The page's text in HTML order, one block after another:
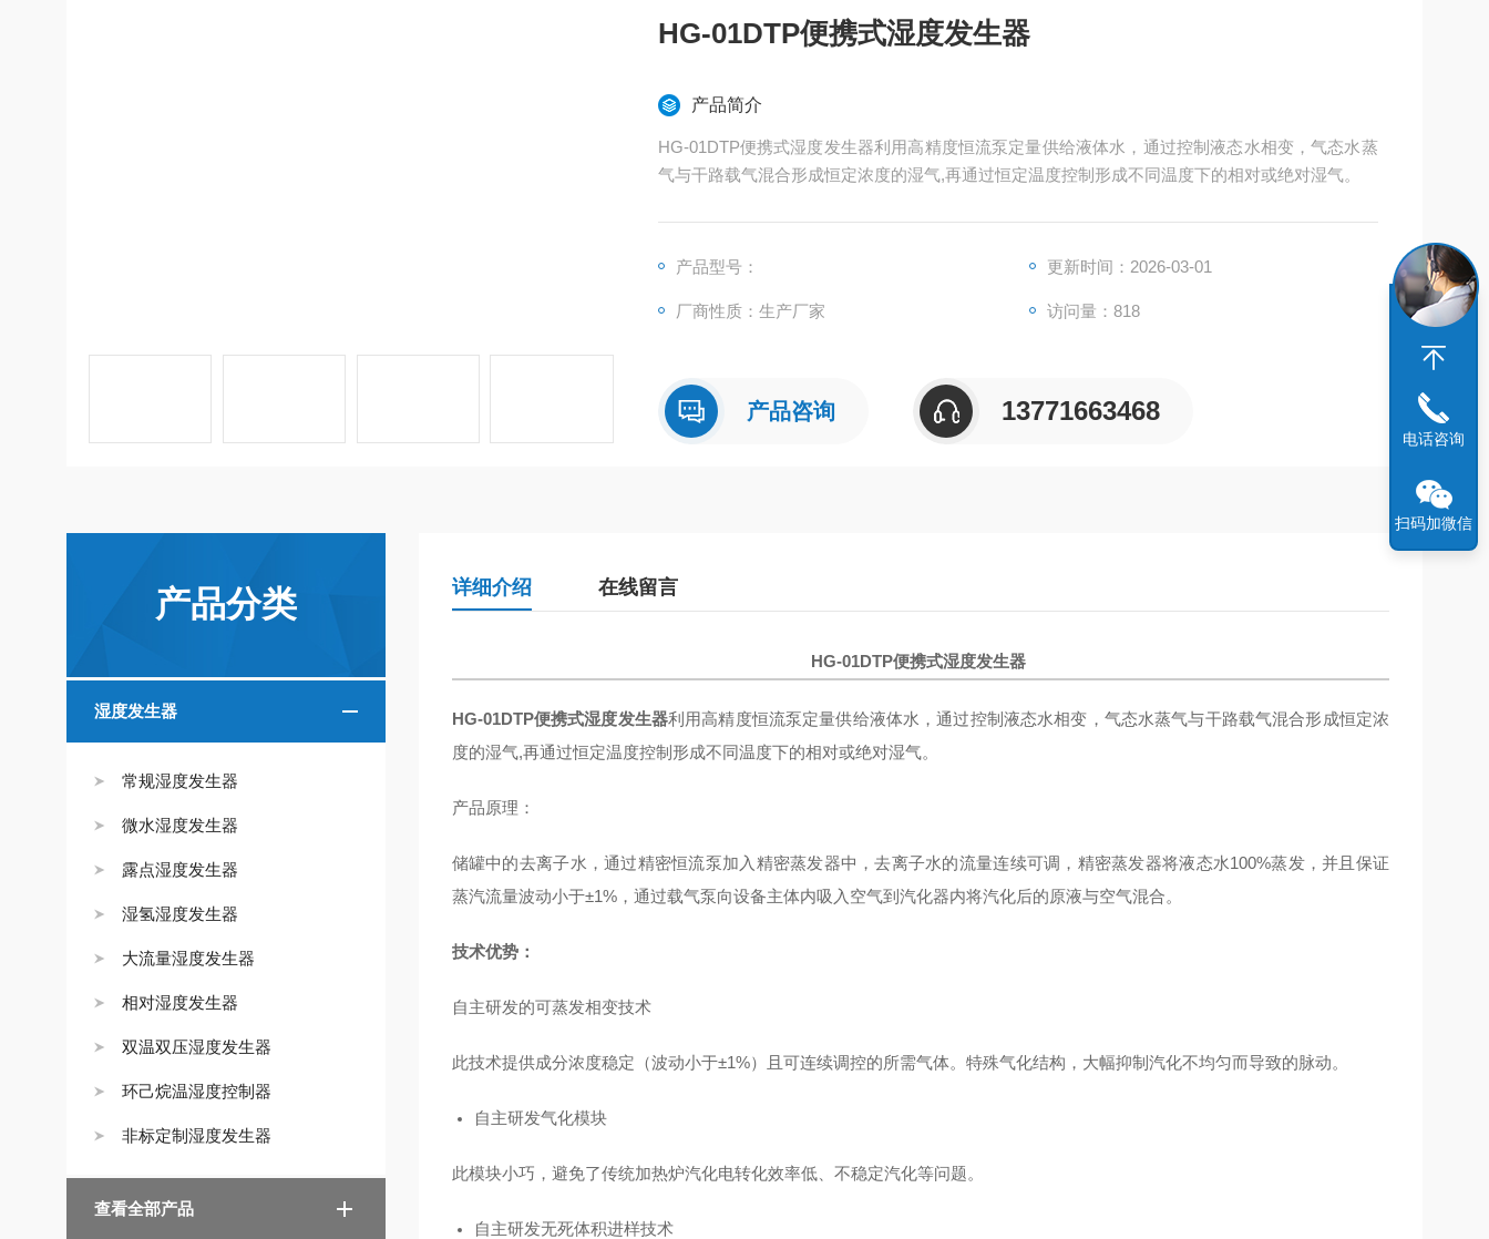
HG-01DTP便携式湿度发生器
产品简介
HG-01DTP便携式湿度发生器利用高精度恒流泵定量供给液体水，通过控制液态水相变，气态水蒸
气与干路载气混合形成恒定浓度的湿气,再通过恒定温度控制形成不同温度下的相对或绝对湿气。
产品型号： 更新时间：2026-03-01
厂商性质：生产厂家 访问量：818
产品咨询 13771663468
产品分类
湿度发生器
常规湿度发生器
微水湿度发生器
露点湿度发生器
湿氢湿度发生器
大流量湿度发生器
相对湿度发生器
双温双压湿度发生器
环己烷温湿度控制器
非标定制湿度发生器
查看全部产品
详细介绍 在线留言
HG-01DTP便携式湿度发生器
HG-01DTP便携式湿度发生器利用高精度恒流泵定量供给液体水，通过控制液态水相变，气态水蒸气与干路载气混合形成恒定浓
度的湿气,再通过恒定温度控制形成不同温度下的相对或绝对湿气。
产品原理：
储罐中的去离子水，通过精密恒流泵加入精密蒸发器中，去离子水的流量连续可调，精密蒸发器将液态水100%蒸发，并且保证
蒸汽流量波动小于±1%，通过载气泵向设备主体内吸入空气到汽化器内将汽化后的原液与空气混合。
技术优势：
自主研发的可蒸发相变技术
此技术提供成分浓度稳定（波动小于±1%）且可连续调控的所需气体。特殊气化结构，大幅抑制汽化不均匀而导致的脉动。
自主研发气化模块
此模块小巧，避免了传统加热炉汽化电转化效率低、不稳定汽化等问题。
自主研发无死体积进样技术
电话咨询
扫码加微信